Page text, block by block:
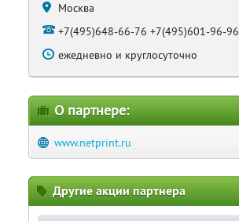
Москва
+7(495)648-66-76 +7(495)601-96-96
ежедневно и круглосуточно
О партнере:
www.netprint.ru
Другие акции партнера